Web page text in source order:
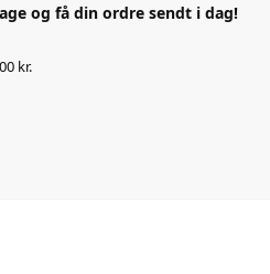
og få din ordre sendt i dag!
kr.